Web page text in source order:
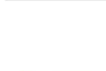
tryskání pískem. Nekompromisní